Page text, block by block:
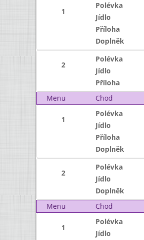
1
Polévka
Jídlo
Příloha
Doplněk
2
Polévka
Jídlo
Příloha
Menu
Chod
1
Polévka
Jídlo
Příloha
Doplněk
2
Polévka
Jídlo
Doplněk
Menu
Chod
1
Polévka
Jídlo